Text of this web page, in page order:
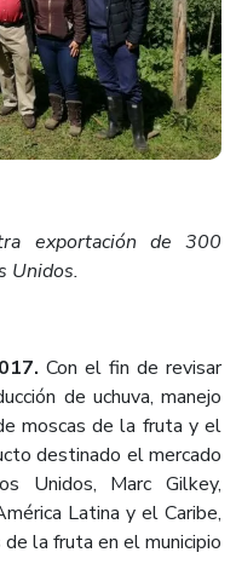
exportación de 300
Unidos.
Con el fin de revisar
de uchuva, manejo
moscas de la fruta y el
destinado el mercado
Unidos, Marc Gilkey,
Latina y el Caribe,
la fruta en el municipio